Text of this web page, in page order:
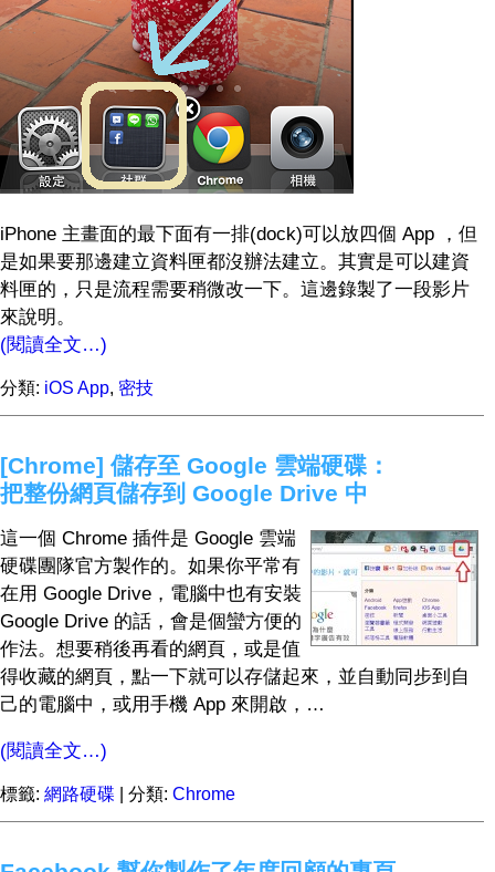
iPhone 主畫面的最下面有一排(dock)可以放四個 App ，但
是如果要那邊建立資料匣都沒辦法建立。其實是可以建資
料匣的，只是流程需要稍微改一下。這邊錄製了一段影片
來說明。
(閱讀全文…)
分類: iOS App, 密技
[Chrome] 儲存至 Google 雲端硬碟：
把整份網頁儲存到 Google Drive 中
這一個 Chrome 插件是 Google 雲端
硬碟團隊官方製作的。如果你平常有
在用 Google Drive，電腦中也有安裝
Google Drive 的話，會是個蠻方便的
作法。想要稍後再看的網頁，或是值
得收藏的網頁，點一下就可以存儲起來，並自動同步到自
己的電腦中，或用手機 App 來開啟，…
(閱讀全文…)
標籤: 網路硬碟 | 分類: Chrome